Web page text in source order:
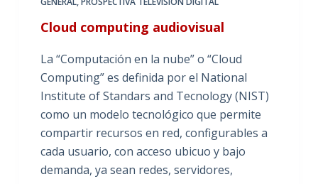
Cloud computing audiovisual
La “Computación en la nube” o “Cloud
Computing” es definida por el National
Institute of Standars and Tecnology (NIST)
como un modelo tecnológico que permite
compartir recursos en red, configurables a
cada usuario, con acceso ubicuo y bajo
demanda, ya sean redes, servidores,